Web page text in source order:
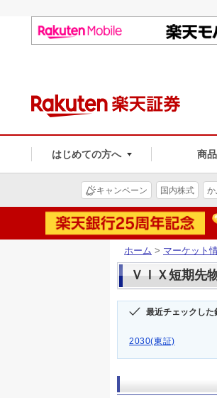
はじめての方へ 商品
キャンペーン 国内株式 か
ホーム > マーケット
ＶＩＸ短期先
最近チェックした
2030(東証)